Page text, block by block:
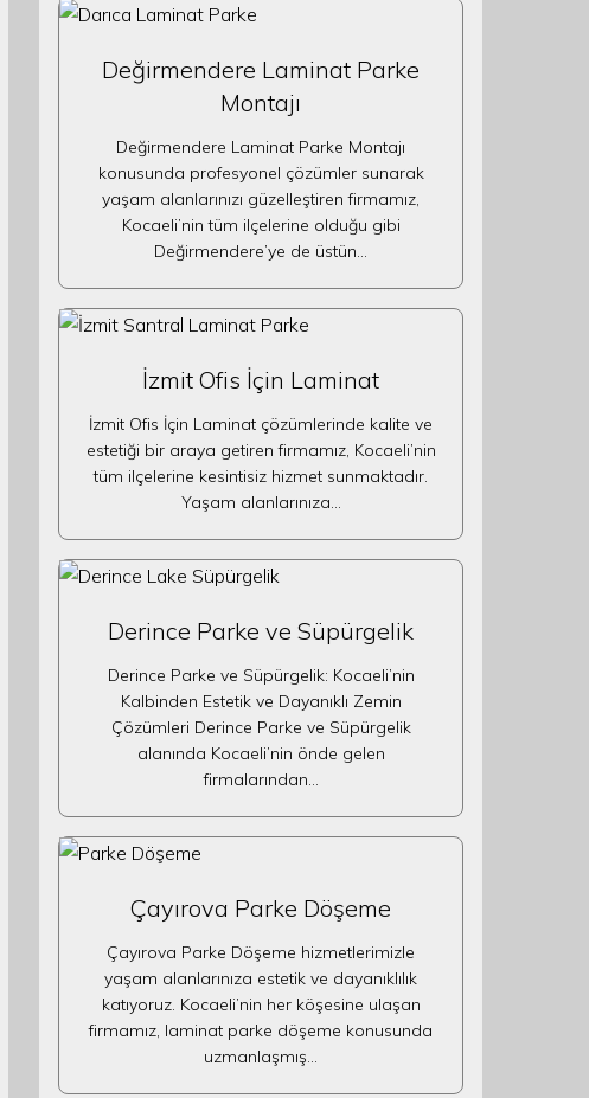
Değirmendere Laminat Parke
Montajı
Değirmendere Laminat Parke Montajı
konusunda profesyonel çözümler sunarak
yaşam alanlarınızı güzelleştiren firmamız,
Kocaeli’nin tüm ilçelerine olduğu gibi
Değirmendere’ye de üstün…
İzmit Ofis İçin Laminat
İzmit Ofis İçin Laminat çözümlerinde kalite ve
estetiği bir araya getiren firmamız, Kocaeli’nin
tüm ilçelerine kesintisiz hizmet sunmaktadır.
Yaşam alanlarınıza…
Derince Parke ve Süpürgelik
Derince Parke ve Süpürgelik: Kocaeli’nin
Kalbinden Estetik ve Dayanıklı Zemin
Çözümleri Derince Parke ve Süpürgelik
alanında Kocaeli’nin önde gelen
firmalarından…
Çayırova Parke Döşeme
Çayırova Parke Döşeme hizmetlerimizle
yaşam alanlarınıza estetik ve dayanıklılık
katıyoruz. Kocaeli’nin her köşesine ulaşan
firmamız, laminat parke döşeme konusunda
uzmanlaşmış…